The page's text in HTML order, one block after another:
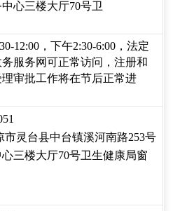
心三楼大厅70号卫
12:00，下午2:30-6:00，法定
服务网可正常访问，注册和
审批工作将在节后正常进
市灵台县中台镇溪河南路253号
三楼大厅70号卫生健康局窗